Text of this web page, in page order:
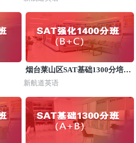
烟台莱山区SAT基础1300分培训
班
新航道英语